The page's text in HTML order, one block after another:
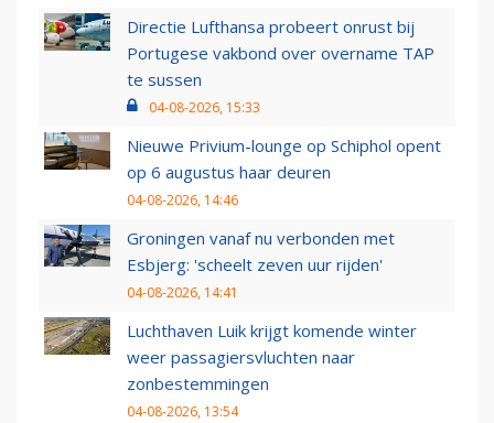
Directie Lufthansa probeert onrust bij
Portugese vakbond over overname TAP
te sussen
04-08-2026, 15:33
Nieuwe Privium-lounge op Schiphol opent
op 6 augustus haar deuren
04-08-2026, 14:46
Groningen vanaf nu verbonden met
Esbjerg: 'scheelt zeven uur rijden'
04-08-2026, 14:41
Luchthaven Luik krijgt komende winter
weer passagiersvluchten naar
zonbestemmingen
04-08-2026, 13:54